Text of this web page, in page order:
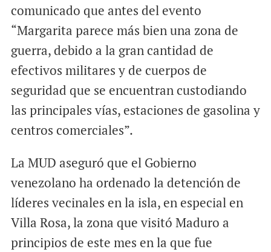
comunicado que antes del evento
“Margarita parece más bien una zona de
guerra, debido a la gran cantidad de
efectivos militares y de cuerpos de
seguridad que se encuentran custodiando
las principales vías, estaciones de gasolina y
centros comerciales”.
La MUD aseguró que el Gobierno
venezolano ha ordenado la detención de
líderes vecinales en la isla, en especial en
Villa Rosa, la zona que visitó Maduro a
principios de este mes en la que fue